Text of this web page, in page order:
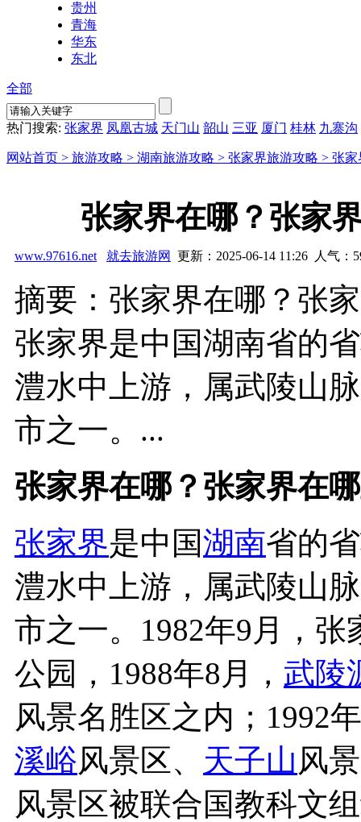
贵州
青海
华东
东北
全部
热门搜索: 张家界 凤凰古城 天门山 韶山 三亚 厦门 桂林 九寨沟
网站首页 > 旅游攻略 > 湖南旅游攻略 > 张家界旅游攻略 > 张家
张家界在哪？张家
www.97616.net 就去旅游网 更新：2025-06-14 11:26 人气：
摘要：张家界在哪？张
张家界是中国湖南省的
澧水中上游，属武陵山
市之一。...
张家界在哪？张家界在
张家界是中国湖南省的
澧水中上游，属武陵山
市之一。1982年9月，
公园，1988年8月， 武陵
风景名胜区之内；1992
溪峪风景区、 天子山 风
风景区被联合国教科文